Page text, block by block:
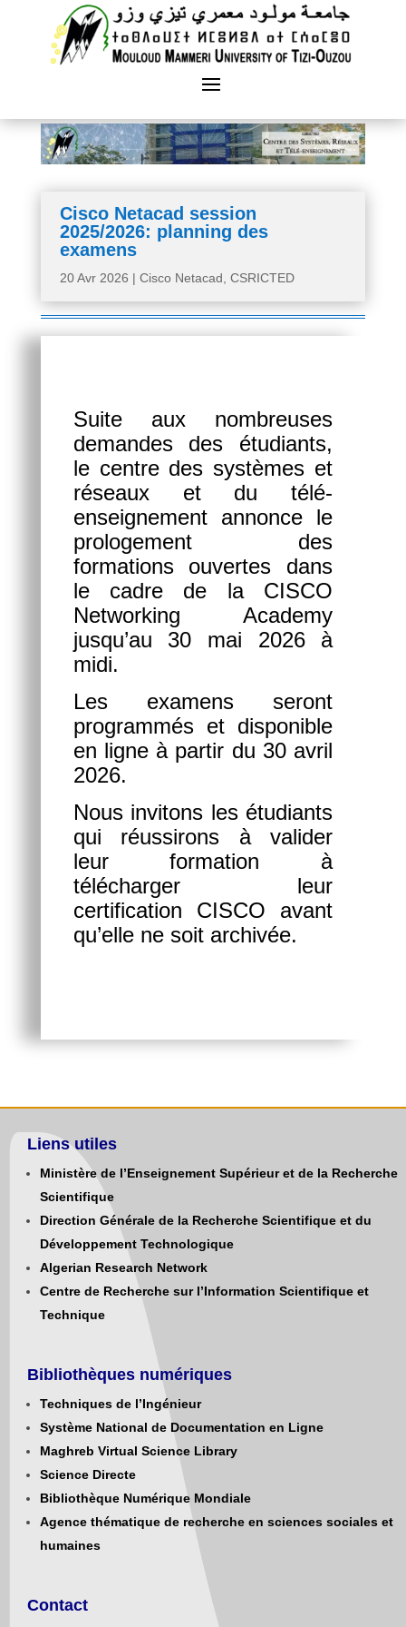
Cisco Netacad session
2025/2026: planning des
examens
20 Avr 2026 | Cisco Netacad CSRICTED
Suite aux nombreuses
demandes des étudiants,
le centre des systèmes et
réseaux et du télé-
enseignement annonce le
prologement des
formations ouvertes dans
le cadre de la CISCO
Networking Academy
jusqu’au 30 mai 2026 à
midi.
Les examens seront
programmés et disponible
en ligne à partir du 30 avril
2026.
Nous invitons les étudiants
qui réussirons à valider
leur formation à
télécharger leur
certification CISCO avant
qu’elle ne soit archivée.
Liens utiles
Ministère de l’Enseignement Supérieur et de la Recherche
Scientifique
Direction Générale de la Recherche Scientifique et du
Développement Technologique
Algerian Research Network
Centre de Recherche sur l’Information Scientifique et
Technique
Bibliothèques numériques
Techniques de l’Ingénieur
Système National de Documentation en Ligne
Maghreb Virtual Science Library
Science Directe
Bibliothèque Numérique Mondiale
Agence thématique de recherche en sciences sociales et
humaines
Contact